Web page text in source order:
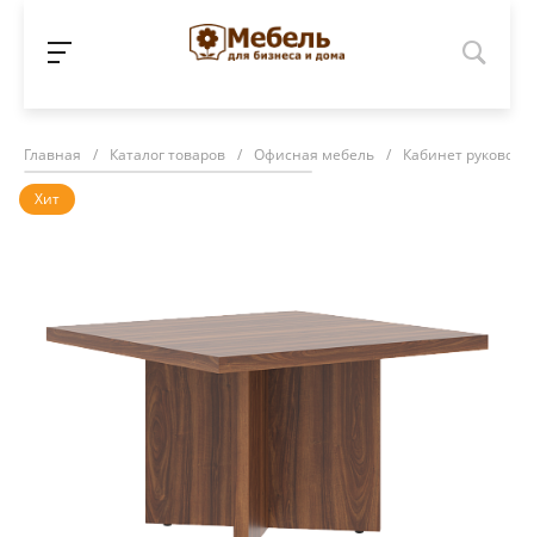
Главная / Каталог товаров / Офисная мебель / Кабинет
Хит